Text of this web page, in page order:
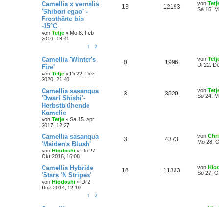
Camellia x vernalis
'Shibori egao' -
Frosthärte bis
-15°C
von Tetje » Mo 8. Feb
2016, 19:41
1 2
13 12193 von
Sa 15.
Camellia 'Winter's
Fire'
von Tetje » Di 22. Dez
2020, 21:40
0 1996 von
Di 22.
Camellia sasanqua
'Dwarf Shishi'-
Herbstblühende
Kamelie
von Tetje » Sa 15. Apr
2017, 12:27
3 3520 von
So 24.
Camellia sasanqua
'Maiden's Blush'
von Hiodoshi » Do 27.
Okt 2016, 16:08
3 4373 von
Mo 28.
Camellia Hybride
'Stars 'N Stripes'
von Hiodoshi » Di 2.
Dez 2014, 12:19
1 2
18 11333 von
So 27.